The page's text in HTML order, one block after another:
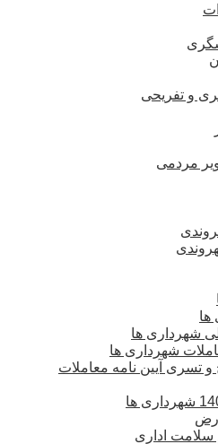
و تفریحی
مردمی
ها
شهرداری ها
شهرداری ها
و تسری آیین نامه معاملات
سلامت اداری